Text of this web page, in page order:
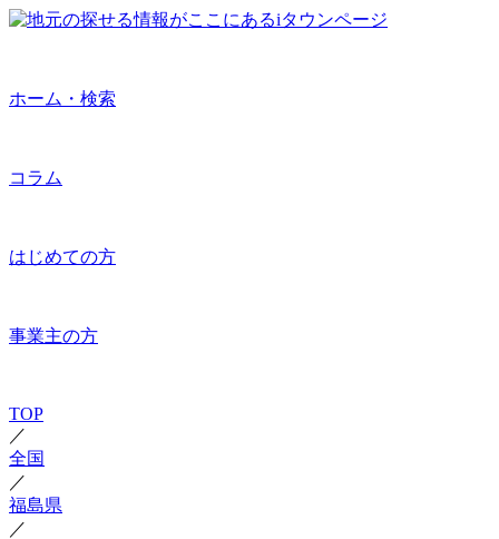
ホーム・検索
コラム
はじめての方
事業主の方
TOP
／
全国
／
福島県
／